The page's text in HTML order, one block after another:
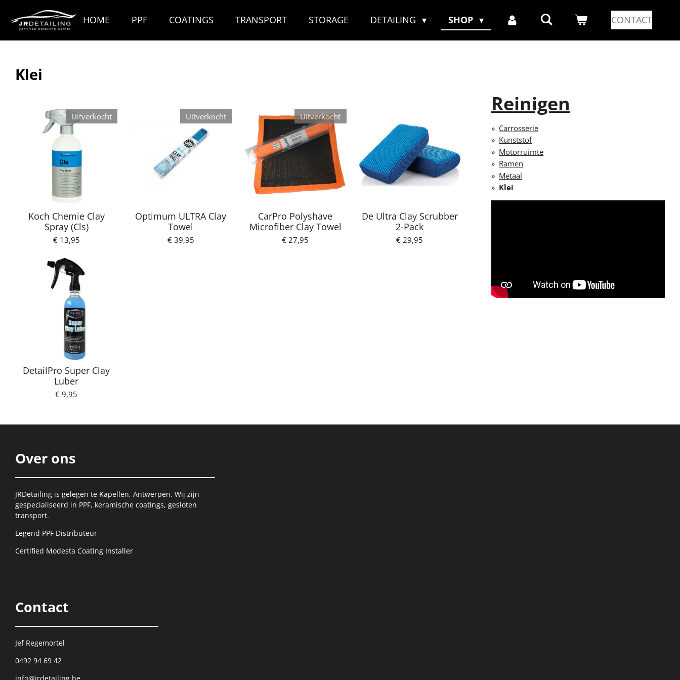
direct
naar
de
HOME PPF COATINGS TRANSPORT STORAGE DETAILING SHOP CONTACT
Klei
Uitverkocht
Koch Chemie Clay
Spray (Cls)
€ 13,95
Uitverkocht
Optimum ULTRA Clay
Towel
€ 39,95
Uitverkocht
CarPro Polyshave
Microfiber Clay Towel
€ 27,95
De Ultra Clay Scrubber
2-Pack
€ 29,95
DetailPro Super Clay
Luber
€ 9,95
Reinigen
Carrosserie
Kunststof
Motorruimte
Ramen
Metaal
Klei
Over ons
JRDetailing is gelegen te Kapellen, Antwerpen. Wij zijn
gespecialiseerd in PPF, keramische coatings, gesloten
transport.
Legend PPF Distributeur
Certified Modesta Coating Installer
Contact
Jef Regemortel
0492 94 69 42
info@jrdetailing.be